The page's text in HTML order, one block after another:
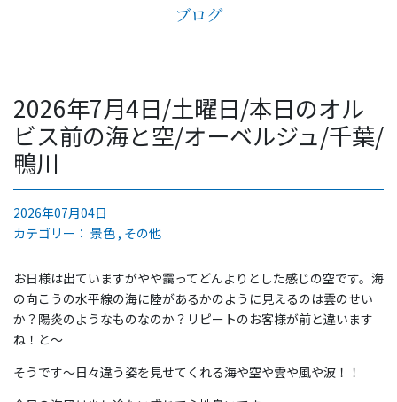
ブログ
2026年7月4日/土曜日/本日のオル
ビス前の海と空/オーベルジュ/千葉/
鴨川
2026年07月04日
カテゴリー： 景色 その他
お日様は出ていますがやや靄ってどんよりとした感じの空です。海
の向こうの水平線の海に陸があるかのように見えるのは雲のせい
か？陽炎のようなものなのか？リピートのお客様が前と違います
ね！と〜
そうです〜日々違う姿を見せてくれる海や空や雲や風や波！！